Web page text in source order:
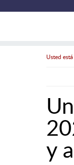
Usted
y